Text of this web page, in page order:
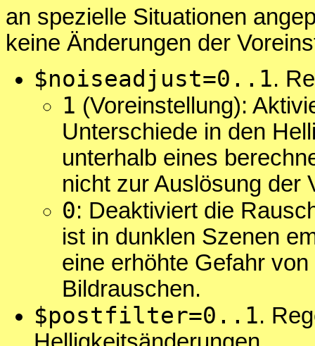
an spezielle Situationen
keine Änderungen der
$noiseadjust=0..1.
1 (Voreinstellung):
Unterschiede in den
unterhalb eines
nicht zur Auslösung der
0: Deaktiviert die
ist in dunklen Szenen
eine erhöhte Gefahr
Bildrauschen.
$postfilter=0..1.